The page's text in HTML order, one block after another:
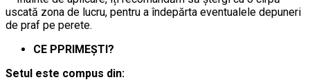
uscată zona de lucru, pentru a îndepărta eventualele depuneri
de praf pe perete.
CE PPRIMEȘTI?
Setul este compus din: